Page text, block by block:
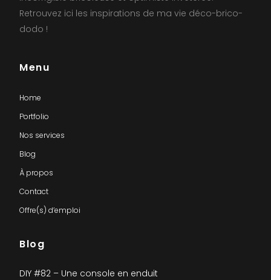
Retrouvez ici les inspirations de ma vie déco-brico-
dodo !
Menu
Home
Portfolio
Nos services
Blog
À propos
Contact
Offre(s) d’emploi
Blog
DIY #82 – Une console en enduit